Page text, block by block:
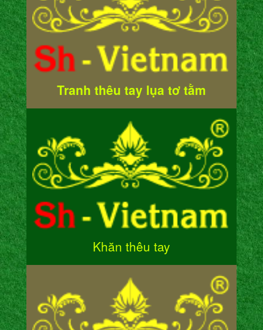
Tranh thêu tay lụa tơ tằm
Khăn thêu tay